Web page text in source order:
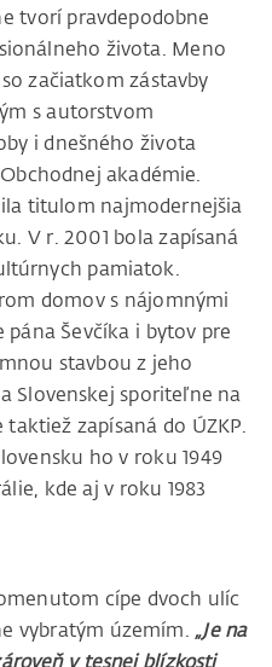
tvorí pravdepodobne
života. Meno
začiatkom zástavby
s autorstvom
i dnešného života
akadémie.
titulom najmodernejšia
V r. 2001 bola zapísaná
pamiatok.
domov s nájomnými
pána Ševčíka i bytov pre
stavbou z jeho
Slovenskej sporiteľne na
zapísaná do ÚZKP.
ho v roku 1949
kde aj v roku 1983
cípe dvoch ulíc
vybratým územím. „Je na
v tesnej blízkosti